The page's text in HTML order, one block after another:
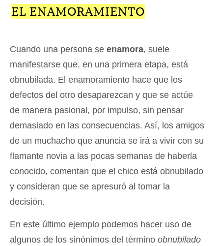
EL ENAMORAMIENTO
Cuando una persona se enamora, suele
manifestarse que, en una primera etapa, está
obnubilada. El enamoramiento hace que los
defectos del otro desaparezcan y que se actúe
de manera pasional, por impulso, sin pensar
demasiado en las consecuencias. Así, los amigos
de un muchacho que anuncia se irá a vivir con su
flamante novia a las pocas semanas de haberla
conocido, comentan que el chico está obnubilado
y consideran que se apresuró al tomar la
decisión.
En este último ejemplo podemos hacer uso de
algunos de los sinónimos del término obnubilado